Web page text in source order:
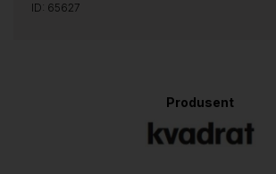
ID: 65627
Produsent